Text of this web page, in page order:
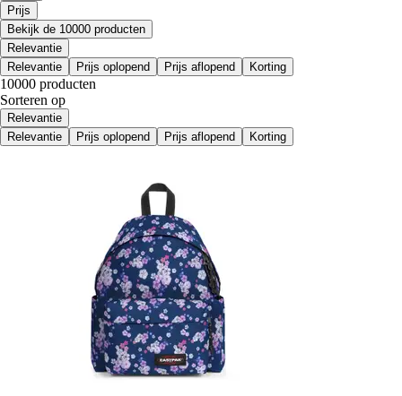
Prijs
Bekijk de 10000 producten
Relevantie
Relevantie
Prijs oplopend Prijs aflopend Korting
10000 producten
Sorteren op
Relevantie
Relevantie
Prijs oplopend Prijs aflopend Korting